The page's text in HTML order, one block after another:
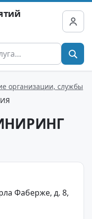
организации, службы
Фаберже, д. 8,